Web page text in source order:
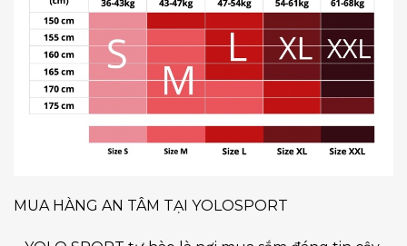
MUA HÀNG AN TÂM TẠI YOLOSPORT